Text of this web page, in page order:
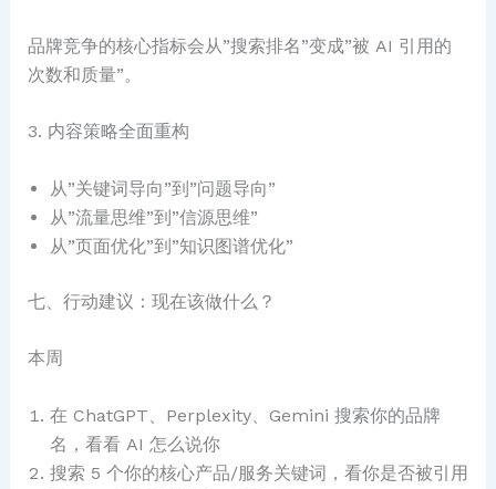
品牌竞争的核心指标会从”搜索排名”变成”被 AI 引用的
次数和质量”。
3. 内容策略全面重构
从”关键词导向”到”问题导向”
从”流量思维”到”信源思维”
从”页面优化”到”知识图谱优化”
七、行动建议：现在该做什么？
本周
在 ChatGPT、Perplexity、Gemini 搜索你的品牌
名，看看 AI 怎么说你
搜索 5 个你的核心产品/服务关键词，看你是否被引用